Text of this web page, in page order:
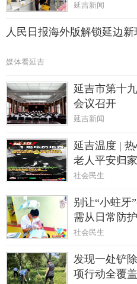
延吉新闻
人民日报海外版解锁延边
媒体看延吉
延吉市第十
会议召开
延吉新闻
延吉温度 |
老人平安归家
社会民生
别让“小蛀牙
需从日常防
社会民生
发现一处铲
项行动全覆